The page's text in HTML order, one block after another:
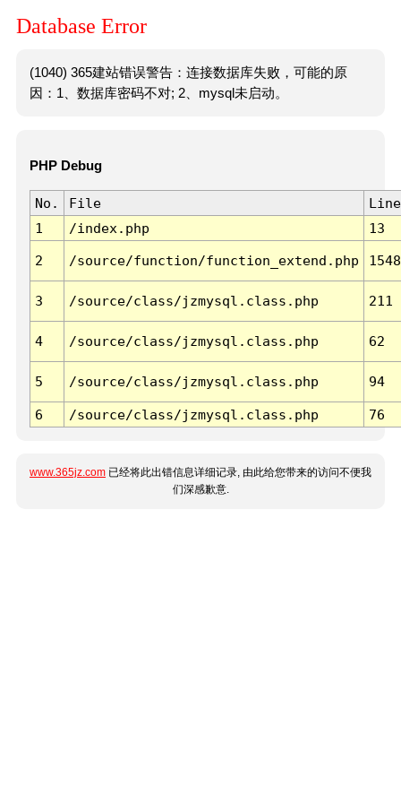
Database Error
(1040) 365建站错误警告：连接数据库失败，可能的原
因：1、数据库密码不对; 2、mysql未启动。
PHP Debug
No. File
Line
1
/index.php 13
2 /source/function/function_extend.php 1548
3 /source/class/jzmysql.class.php 211
4 /source/class/jzmysql.class.php 62
5 /source/class/jzmysql.class.php 94
6 /source/class/jzmysql.class.php 76
www.365jz.com 已经将此出错信息详细记录, 由此给您带来的访问不便我
们深感歉意.